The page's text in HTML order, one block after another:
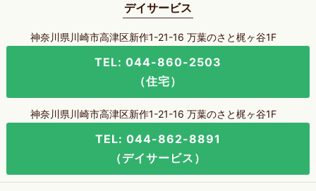
デイサービス
神奈川県川崎市高津区新作1-21-16 万葉のさと梶ヶ谷1F
TEL: 044-860-2503
（住宅）
神奈川県川崎市高津区新作1-21-16 万葉のさと梶ヶ谷1F
TEL: 044-862-8891
（デイサービス）